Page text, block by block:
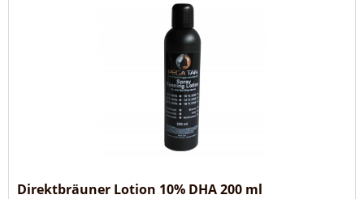
Direktbräuner Lotion 10% DHA 200 ml